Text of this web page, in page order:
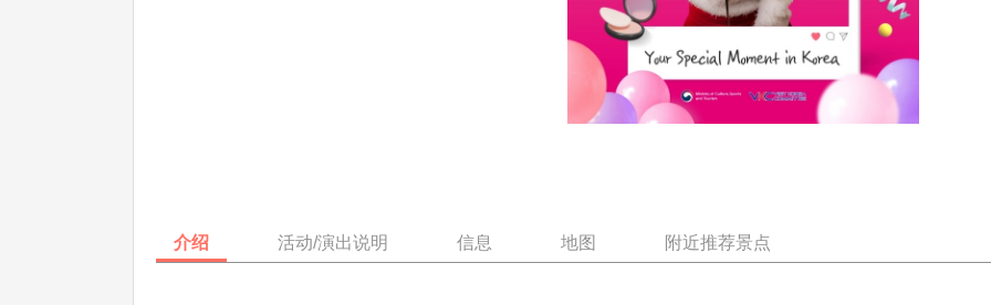
介绍 活动/演出说明 信息 地图 附近推荐景点